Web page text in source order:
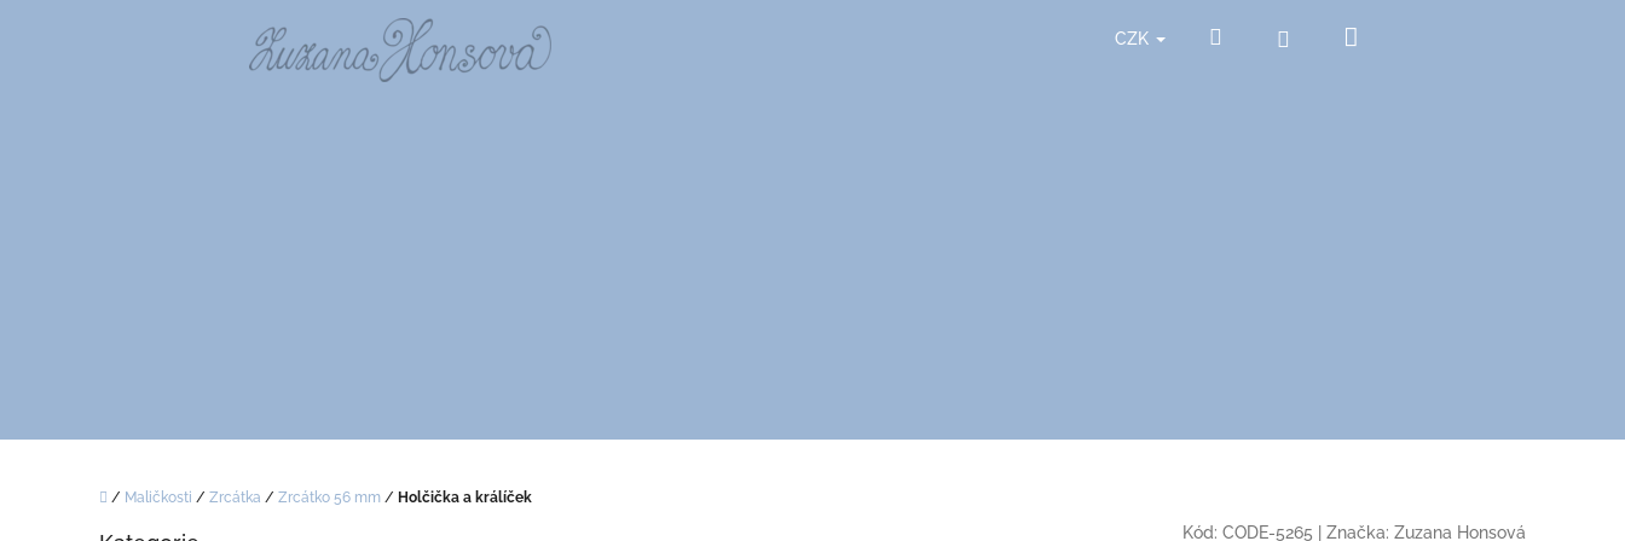
CZK Hledat Přihlášení
Domů
/ Maličkosti / Zrcátka / Zrcátko 56 mm / Holčička a králíček
Kód: CODE-5265 Značka: Zuzana Honsová